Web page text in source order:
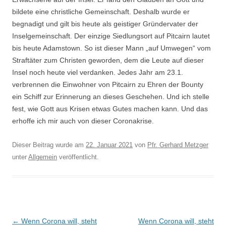
bildete eine christliche Gemeinschaft. Deshalb wurde er
begnadigt und gilt bis heute als geistiger Gründervater der
Inselgemeinschaft. Der einzige Siedlungsort auf Pitcairn lautet
bis heute Adamstown. So ist dieser Mann „auf Umwegen“ vom
Straftäter zum Christen geworden, dem die Leute auf dieser
Insel noch heute viel verdanken. Jedes Jahr am 23.1.
verbrennen die Einwohner von Pitcairn zu Ehren der Bounty
ein Schiff zur Erinnerung an dieses Geschehen. Und ich stelle
fest, wie Gott aus Krisen etwas Gutes machen kann. Und das
erhoffe ich mir auch von dieser Coronakrise.
Dieser Beitrag wurde am 22. Januar 2021 von Pfr. Gerhard Metzger
unter Allgemein veröffentlicht.
Beitragsnavigation
← Wenn Corona will, steht
Wenn Corona will, steht